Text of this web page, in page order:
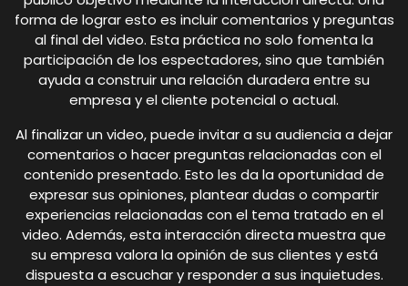
forma de lograr esto es incluir comentarios y preguntas
al final del video. Esta práctica no solo fomenta la
participación de los espectadores, sino que también
ayuda a construir una relación duradera entre su
empresa y el cliente potencial o actual.
Al finalizar un video, puede invitar a su audiencia a dejar
comentarios o hacer preguntas relacionadas con el
contenido presentado. Esto les da la oportunidad de
expresar sus opiniones, plantear dudas o compartir
experiencias relacionadas con el tema tratado en el
video. Además, esta interacción directa muestra que
su empresa valora la opinión de sus clientes y está
dispuesta a escuchar y responder a sus inquietudes.